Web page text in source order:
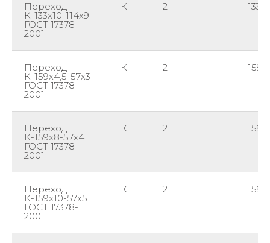
Переход
К-133х10-114х9
ГОСТ 17378-
2001
К 2 133
Переход
К-159х4,5-57х3
ГОСТ 17378-
2001
К 2 159
Переход
К-159х8-57х4
ГОСТ 17378-
2001
К 2 159
Переход
К-159х10-57х5
ГОСТ 17378-
2001
К 2 159